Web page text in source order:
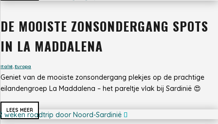
DE MOOISTE ZONSONDERGANG SPOTS
IN LA MADDALENA
Italië,Europa
Geniet van de mooiste zonsondergang plekjes op de prachtige
eilandengroep La Maddalena – het pareltje vlak bij Sardinië 😍
LEES MEER